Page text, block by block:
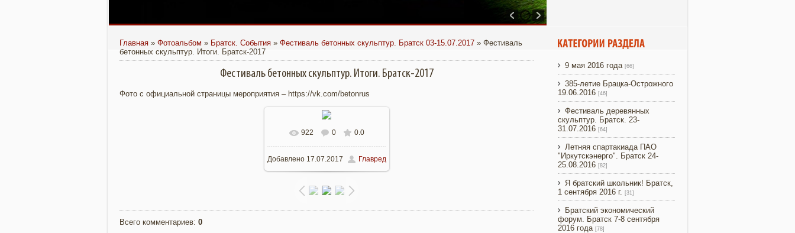
Главная » Фотоальбом » Братск. События » Фестиваль бетонных скульптур. Братск 03-15.07.2017 » Фестиваль
бетонных скульптур. Итоги. Братск-2017
Фестиваль бетонных скульптур. Итоги. Братск-2017
Фото с официальной страницы мероприятия – https://vk.com/betonrus
В реальном размере
960x719 / 291.2Kb
922 0 0.0
Добавлено17.07.2017 Главред
Всего комментариев: 0
9 мая 2016 года [66]
385-летие Брацка-Острожного
19.06.2016 [46]
Фестиваль деревянных
скульптур. Братск. 23-
31.07.2016 [64]
Летняя спартакиада ПАО
"Иркутскэнерго". Братск 24-
25.08.2016 [82]
Я братский школьник! Братск,
1 сентября 2016 г. [31]
Братский экономический
форум. Братск 7-8 сентября
2016 года [78]